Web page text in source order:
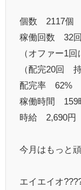
個数 2117個
稼働回数 32回
（オファー1回
（配完20回 持
配完率 62%
稼働時間 159
時給 2,690円
今月はもっと
エイエイオ